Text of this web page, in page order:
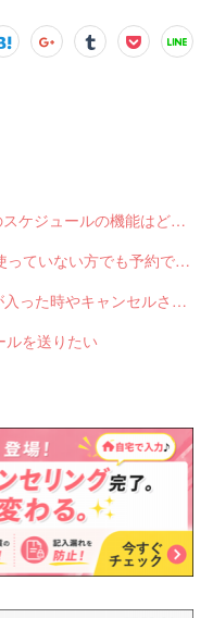
Q-2522 Shopのスケジュールとwebのスケジュールの機能はどう違いますか？
Q-2552 LINE対応Web予約はLINEを使っていない方でも予約できますか？
Q-2551 LINE対応Web予約から予約が入った時やキャンセルされた時、サロンやお客様へは通知されますか？
を送りたい